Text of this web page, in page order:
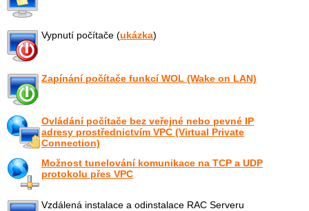
Vypnutí počítače (ukázka)
Zapínání počítače funkcí WOL (Wake on LAN)
Ovládání počítače bez veřejné nebo pevné IP
adresy prostřednictvím VPC (Virtual Private
Connection)
Možnost tunelování komunikace na TCP a UDP
protokolu přes VPC
Vzdálená instalace a odinstalace RAC Serveru